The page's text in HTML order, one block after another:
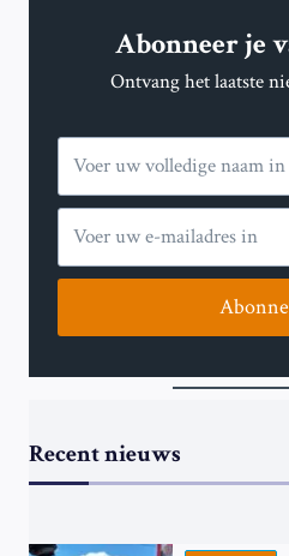
Abonneer je
Ontvang het laatste
Recent nieuws